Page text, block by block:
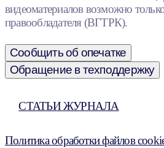
видеоматериалов возможно
правообладателя (ВГТРК).
Сообщить об опечатке
Обращение в техподдержку
СТАТЬИ ЖУРНАЛА
Политика обработки файлов